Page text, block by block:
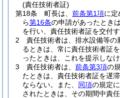
(責任技術者証)
第18条
町長は、 前条第1項に定
ら第16条の申請があったとき
を行い、責任技術者証を交付す
2
責任技術者は、排水設備等
るときは、常に責任技術者証
ったときは、これを提示しなけ
3
責任技術者は、 前条第3項の
たときは、責任技術者証を遅
ならない。
また、 同項の規定
されたときは、その期間中責